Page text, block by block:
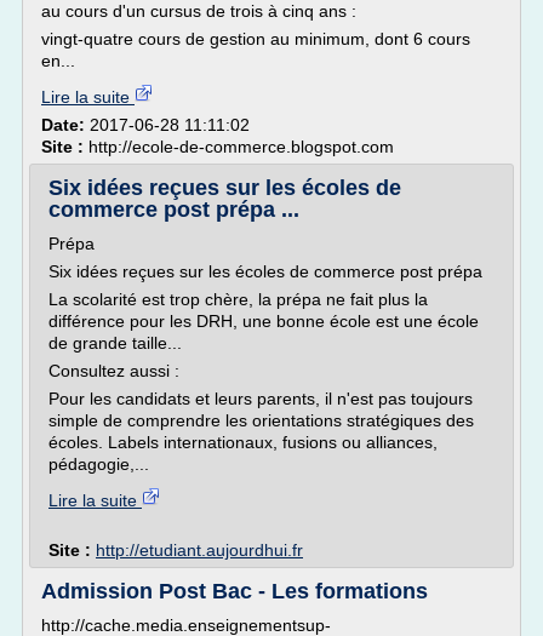
au cours d'un cursus de trois à cinq ans :
vingt-quatre cours de gestion au minimum, dont 6 cours
en...
Lire la suite
Date: 2017-06-28 11:11:02
Site : http://ecole-de-commerce.blogspot.com
Six idées reçues sur les écoles de
commerce post prépa ...
Prépa
Six idées reçues sur les écoles de commerce post prépa
La scolarité est trop chère, la prépa ne fait plus la
différence pour les DRH, une bonne école est une école
de grande taille...
Consultez aussi :
Pour les candidats et leurs parents, il n'est pas toujours
simple de comprendre les orientations stratégiques des
écoles. Labels internationaux, fusions ou alliances,
pédagogie,...
Lire la suite
Site : http://etudiant.aujourdhui.fr
Admission Post Bac - Les formations
http://cache.media.enseignementsup-